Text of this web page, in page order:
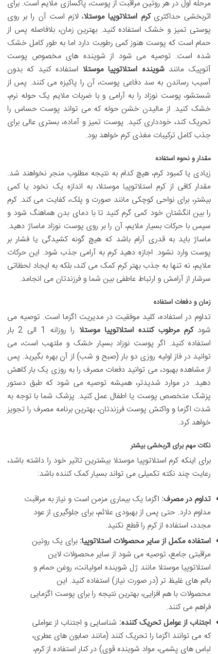
مرحله اول در هر روتین مراقبت از پوست، پاکسازی ملایم است. برای
اثربخشی حداکثریکرم استلاتوپیا موستلا، لازم است آن را بر روی
پوستی تمیز و خشک استفاده کنید. بهترین زمان، بلافاصله پس از
حمام است که پوست هنوز کمی رطوبت دارد اما به طور کامل خشک
شده است. توصیه می شود از شوینده های مخصوص پوست
آتوپیک مانندشوینده استلاتوپیا موستلا استفاده کنید که بدون
آسیب رساندن به سد دفاعی پوست، آن را پاکیزه می کنند. پس از
شستشو، پوست نوزاد را به آرامی و با ضربات ملایم یک حوله نرم،
خشک کنید. از مالیدن خشن حوله که می تواند پوست حساس را
تحریک کند، خودداری کنید. پوست تمیز و آماده، بستری عالی برای
جذب کامل ترکیبات مغذی کرم خواهد بود.
مقدار و نحوه استفاده
زیادی یا کمبود کرم، هیچ کدام به نتیجه مطلوب منجر نخواهند شد.
مقدار کافی از کرم استلاتوپیا موستلا، به اندازه یک نخود یا کمی
بیشتر، برای نواحی کوچکی مانند صورت و پلک، کفایت می کند. کرم
را بین انگشتان خود کمی گرم کنید تا با دمای بدن هماهنگ شود و
سپس با حرکات بسیار ملایم، آن را بر روی پوست نوزاد ماساژ دهید.
ماساژ باید به قدری آرام باشد که هیچ گونه کشیدگی یا فشار بر
پوست وارد نشود. اجازه دهید کرم به آرامی جذب شود. این حرکات
ملایم، نه تنها به جذب بهتر کرم کمک می کند، بلکه به ایجاد لحظاتی
سرشار از آرامش و ارتباط عاطفی بین شما و فرزندتان می انجامد.
زمان و دفعات استفاده
تداوم در استفاده، کلید موفقیت در مدیریت اگزما است. توصیه می
شودکرم مرطوب کننده استلاتوپیا موستلا
را روزانه 1 الی 2 بار
استفاده کنید. اگر پوست نوزاد بسیار خشک و ملتهب است، می
توانید در فاز اولیه روزی دو بار (صبح و شب) از آن بهره بگیرید. پس
از مشاهده بهبود، می توانید دفعات مصرف را به روزی یک بار کاهش
دهید. در موارد شدیدتر، همیشه توصیه می شود که طبق دستور
پزشک متخصص پوست یا اطفال عمل کنید. پزشک شما با توجه به
شدت اگزما و واکنش پوست فرزندتان، بهترین برنامه مصرف را تجویز
خواهد کرد.
نکات مهم برای اثربخشی بیشتر
برای اینکه کرم استلاتوپیا موستلا بیشترین تاثیر خود را داشته باشد،
رعایت چند نکته تکمیلی می تواند بسیار کمک کننده باشد:
تداوم در مصرف: اگزما یک بیماری مزمن است و نیاز به مراقبت
مداوم دارد. حتی پس از بهبودی علائم، برای جلوگیری از عود
مجدد، استفاده از کرم را قطع نکنید.
استفاده مکمل از سایر محصولات استلاتوپیا: برای یک روتین
مراقبتی جامع، توصیه می شود از سایر محصولات لاین
استلاتوپیا موستلا مانند ژل شوینده امولیانت، روغن حمام و
بالم های غلیظ تر (در صورت نیاز) استفاده کنید. این
محصولات با هم افزایی، بهترین نتیجه را برای پوست اگزمایی
فراهم می کنند.
اجتناب از عوامل تحریک کننده: شناسایی و اجتناب از عواملی
که می توانند اگزما را تحریک کنند (مانند صابون های عطری،
لباس های پشمی، مواد شوینده قوی) در کنار استفاده از کرم،